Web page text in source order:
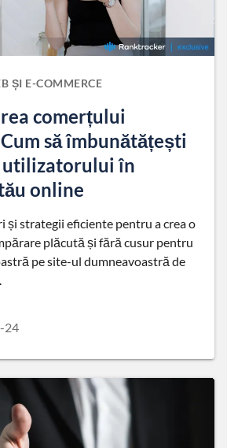
ȘI E-COMMERCE
comerțului
să îmbunătățești
utilizatorului în
online
și strategii eficiente pentru a crea o
plăcută și fără cusur pentru
pe site-ul dumneavoastră de
24